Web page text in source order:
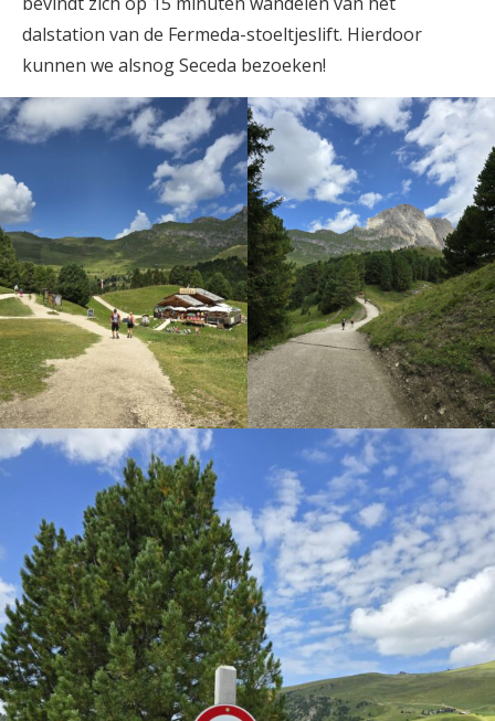
dalstation van de Fermeda-stoeltjeslift. Hierdoor
kunnen we alsnog Seceda bezoeken!